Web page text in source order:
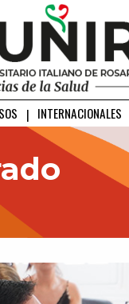
INTERNACIONALES